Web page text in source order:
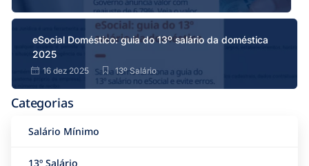
eSocial Doméstico: guia do 13º salário da doméstica
2025
16 dez 2025 13º Salário
Categorias
Salário Mínimo
13º Salário